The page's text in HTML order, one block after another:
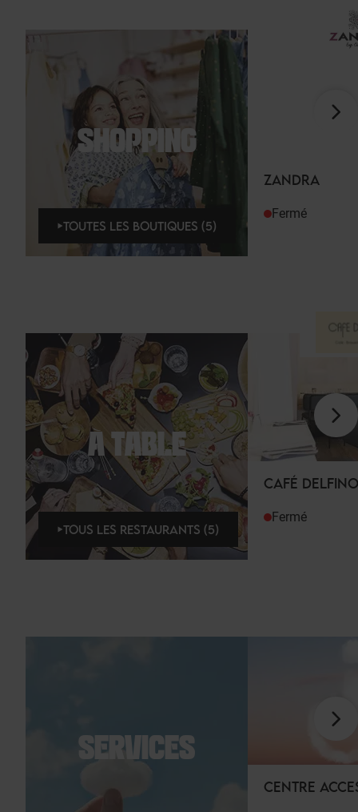
SHOPPING
TOUTES LES BOUTIQUES (5)
ZANDRA
Fermé
À TABLE
TOUS LES RESTAURANTS (5)
CAFÉ DELFINO
Fermé
SERVICES
CENTRE